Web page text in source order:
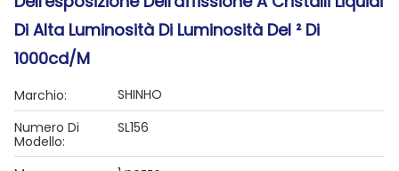
Di Alta Luminosità Di Luminosità Del ² Di
1000cd/M
Marchio:
SHINHO
Numero Di
Modello:
SL156